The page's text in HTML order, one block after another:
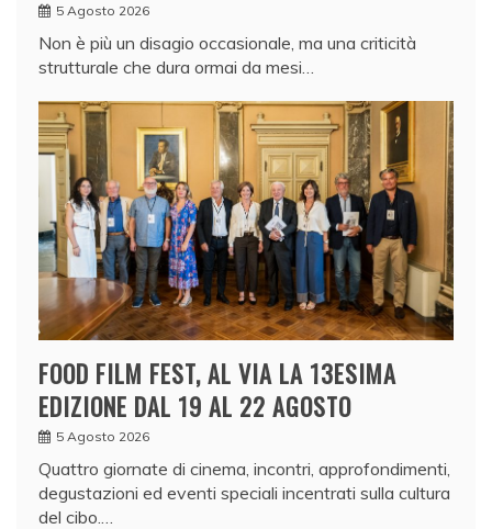
5 Agosto 2026
Non è più un disagio occasionale, ma una criticità
strutturale che dura ormai da mesi…
FOOD FILM FEST, AL VIA LA 13ESIMA
EDIZIONE DAL 19 AL 22 AGOSTO
5 Agosto 2026
Quattro giornate di cinema, incontri, approfondimenti,
degustazioni ed eventi speciali incentrati sulla cultura
del cibo.…